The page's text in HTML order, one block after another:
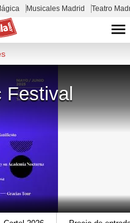
Musicales Madrid Teatro
Festival